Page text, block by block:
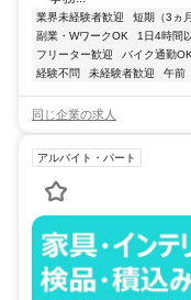
業界未経験者歓迎 短期（3ヵ
副業・WワークOK
1日4時間
フリーター歓迎
バイク通勤OK
経験不問
未経験者歓迎 午前
同じ企業の求人
アルバイト・パート